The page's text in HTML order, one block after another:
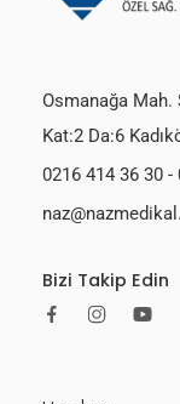
Osmanağa
Kat:2 Da:6
0216 414 36 30 -
Bizi Takip Edin